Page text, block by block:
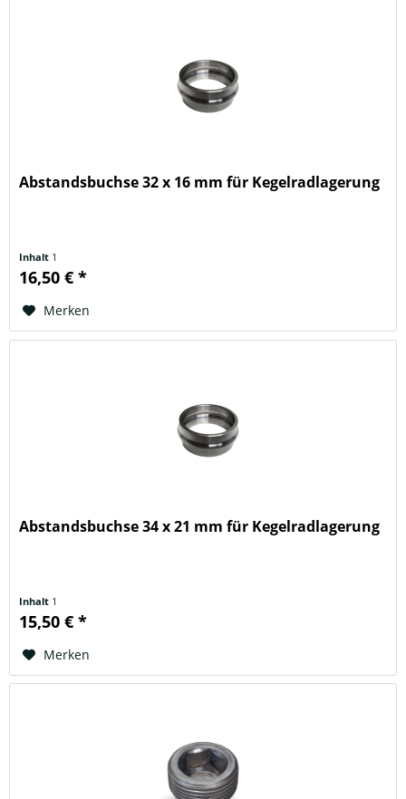
Abstandsbuchse 32 x 16 mm für Kegelradlagerung
Inhalt 1
16,50 € *
Merken
Abstandsbuchse 34 x 21 mm für Kegelradlagerung
Inhalt 1
15,50 € *
Merken